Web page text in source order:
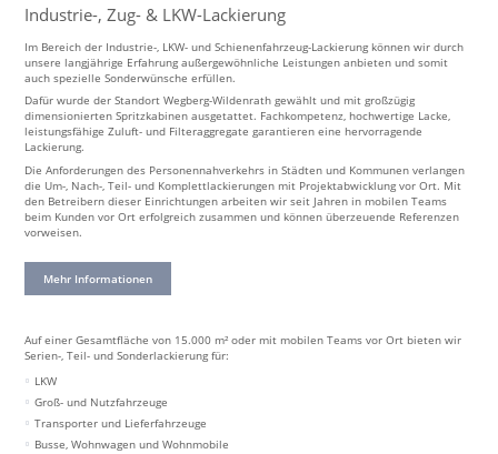
Industrie-, Zug- & LKW-Lackierung
Im Bereich der Industrie-, LKW- und Schienenfahrzeug-Lackierung können wir durch
unsere langjährige Erfahrung außergewöhnliche Leistungen anbieten und somit
auch spezielle Sonderwünsche erfüllen.
Dafür wurde der Standort Wegberg-Wildenrath gewählt und mit großzügig
dimensionierten Spritzkabinen ausgetattet. Fachkompetenz, hochwertige Lacke,
leistungsfähige Zuluft- und Filteraggregate garantieren eine hervorragende
Lackierung.
Die Anforderungen des Personennahverkehrs in Städten und Kommunen verlangen
die Um-, Nach-, Teil- und Komplettlackierungen mit Projektabwicklung vor Ort. Mit
den Betreibern dieser Einrichtungen arbeiten wir seit Jahren in mobilen Teams
beim Kunden vor Ort erfolgreich zusammen und könnenüberzeuende Referenzen
vorweisen.
Mehr Informationen
Auf einer Gesamtfläche von 15.000 m² oder mit mobilen Teams vor Ort bieten wir
Serien-, Teil- und Sonderlackierung für:
LKW
Groß- und Nutzfahrzeuge
Transporter und Lieferfahrzeuge
Busse, Wohnwagen und Wohnmobile